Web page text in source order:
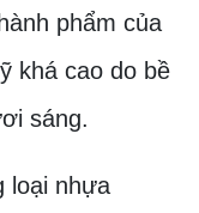
phẩm của
khá cao do bề
sáng.
nhựa